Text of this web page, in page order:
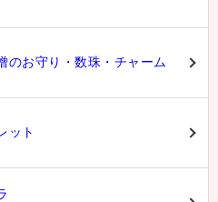
のお守り・数珠・チャーム
ット